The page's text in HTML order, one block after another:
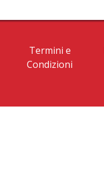
Termini e
Condizioni